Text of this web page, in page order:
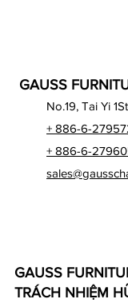
GAUSS
No.19, Tai Yi
+ 886-6-
+ 886-6-
GAUSS
TRÁCH NHIỆM